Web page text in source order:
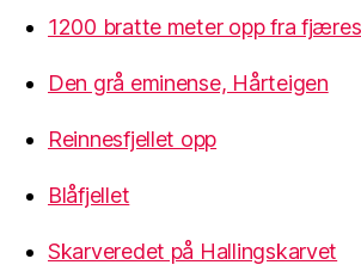
1200 bratte meter opp fra
Den grå eminense, Hårteigen
Reinnesfjellet opp
Blåfjellet
Skarveredet på Hallingskarvet